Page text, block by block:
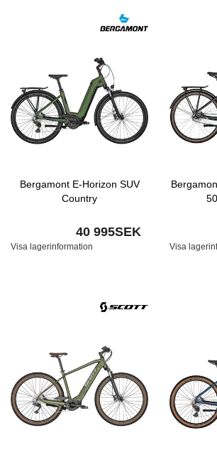
Bergamont E-Horizon SUV
Country
40 995SEK
Visa lagerinformation Visa